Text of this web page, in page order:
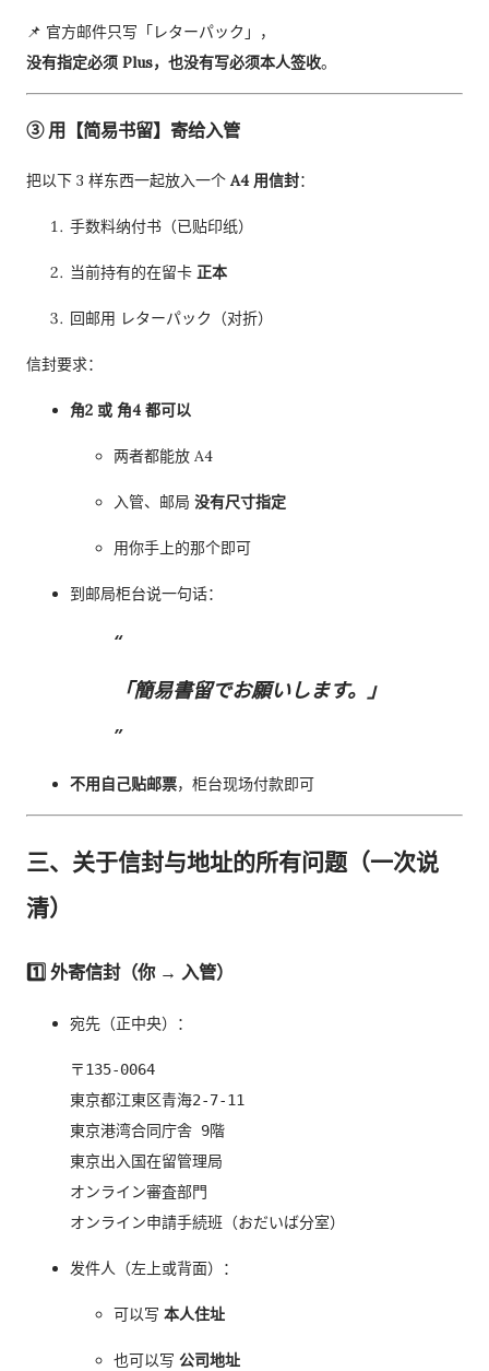
📌 官方邮件只写「レターパック」，
没有指定必须 Plus，也没有写必须本人签收。
③ 用【简易书留】寄给入管
把以下 3 样东西一起放入一个 A4 用信封：
手数料纳付书（已贴印纸）
当前持有的在留卡 正本
回邮用 レターパック（对折）
信封要求：
角2 或 角4 都可以
两者都能放 A4
入管、邮局 没有尺寸指定
用你手上的那个即可
到邮局柜台说一句话：
「簡易書留でお願いします。」
不用自己贴邮票，柜台现场付款即可
三、关于信封与地址的所有问题（一次说
清）
1️⃣ 外寄信封（你 → 入管）
宛先（正中央）：
〒135-0064
東京都江東区青海2-7-11
東京港湾合同庁舎 9階
東京出入国在留管理局
オンライン審査部門
发件人（左上或背面）：
可以写 本人住址
也可以写 公司地址